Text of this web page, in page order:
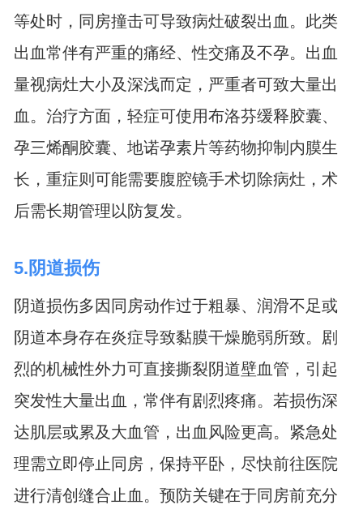
等处时，同房撞击可导致病灶破裂出血。此类
出血常伴有严重的痛经、性交痛及不孕。出血
量视病灶大小及深浅而定，严重者可致大量出
血。治疗方面，轻症可使用布洛芬缓释胶囊、
孕三烯酮胶囊、地诺孕素片等药物抑制内膜生
长，重症则可能需要腹腔镜手术切除病灶，术
后需长期管理以防复发。
5.阴道损伤
阴道损伤多因同房动作过于粗暴、润滑不足或
阴道本身存在炎症导致黏膜干燥脆弱所致。剧
烈的机械性外力可直接撕裂阴道壁血管，引起
突发性大量出血，常伴有剧烈疼痛。若损伤深
达肌层或累及大血管，出血风险更高。紧急处
理需立即停止同房，保持平卧，尽快前往医院
进行清创缝合止血。预防关键在于同房前充分